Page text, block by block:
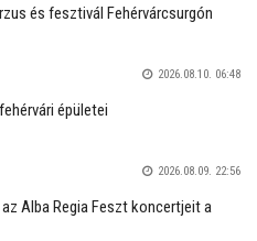
és fesztivál Fehérvárcsurgón
2026.08.10. 06:48
épületei
2026.08.09. 22:56
Alba Regia Feszt koncertjeit a